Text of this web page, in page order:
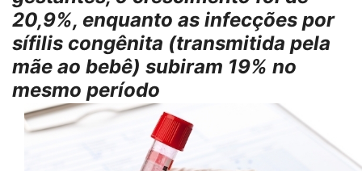
20,9%, enquanto as infecções por
sífilis congênita (transmitida pela
mãe ao bebê) subiram 19% no
mesmo período